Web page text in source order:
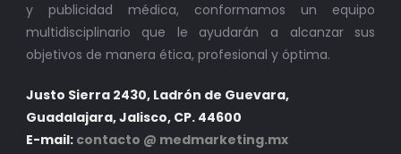
y publicidad médica, conformamos un equipo
multidisciplinario que le ayudarán a alcanzar sus
objetivos de manera ética, profesional y óptima.
Justo Sierra 2430, Ladrón de Guevara,
Guadalajara, Jalisco, CP. 44600
E-mail: contacto @ medmarketing.mx